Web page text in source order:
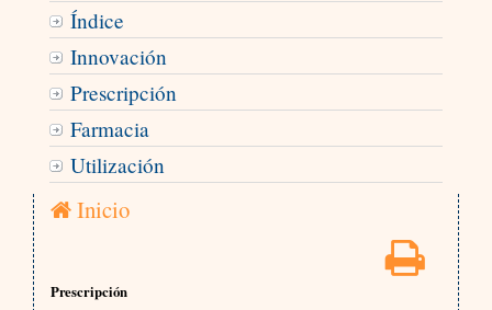
Índice
Innovación
Prescripción
Farmacia
Utilización
Inicio
Prescripción